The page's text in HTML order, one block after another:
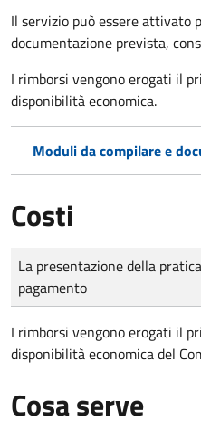
Il servizio può essere attivato
documentazione prevista,
I rimborsi vengono erogati il
disponibilità economica.
Moduli da compilare e
Costi
Tipo di pagamento
Importo
La presentazione della
pagamento
I rimborsi vengono erogati il
disponibilità economica del
Cosa serve